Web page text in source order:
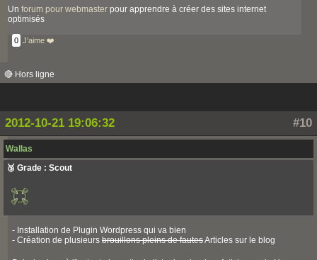
Un forum pour webmaster pour apprendre à créer des sites internet
optimisés
0 J'aime ❤️
🔴 Hors ligne
#10
2012-10-21 19:06:32
Wallas
🥉 Grade : Scout
- Installation de Plugin Wordpress qui va bien
- Création de plusieurs brouillons pleins de fautesArticles sur le blog